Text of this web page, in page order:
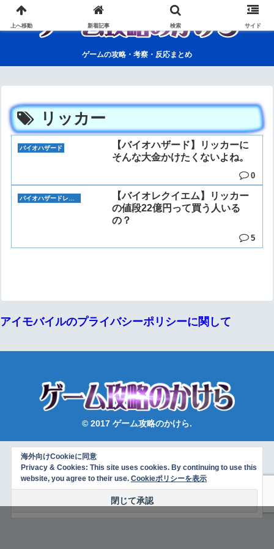
ゲームの攻略・考察・反応まとめ
リッカー
バイオハザード
【バイオハザード】リッカーに
そんな大金かけたくないよね。
0
バイオハザードレクイエム(バイオ9)
【バイオレクイエム】リッカー
の値段22億円って買う人いる
の？
5
アイモバイルのプライバシーポリシーに関して
© 2017 ゲーム攻略のかけら.
上へ移動 新着記事 検索 サイド
海外向けCookieに同意
Privacy & Cookies: This site uses cookies. By continuing to use this
website, you agree to their use. Cookieポリシーを表示